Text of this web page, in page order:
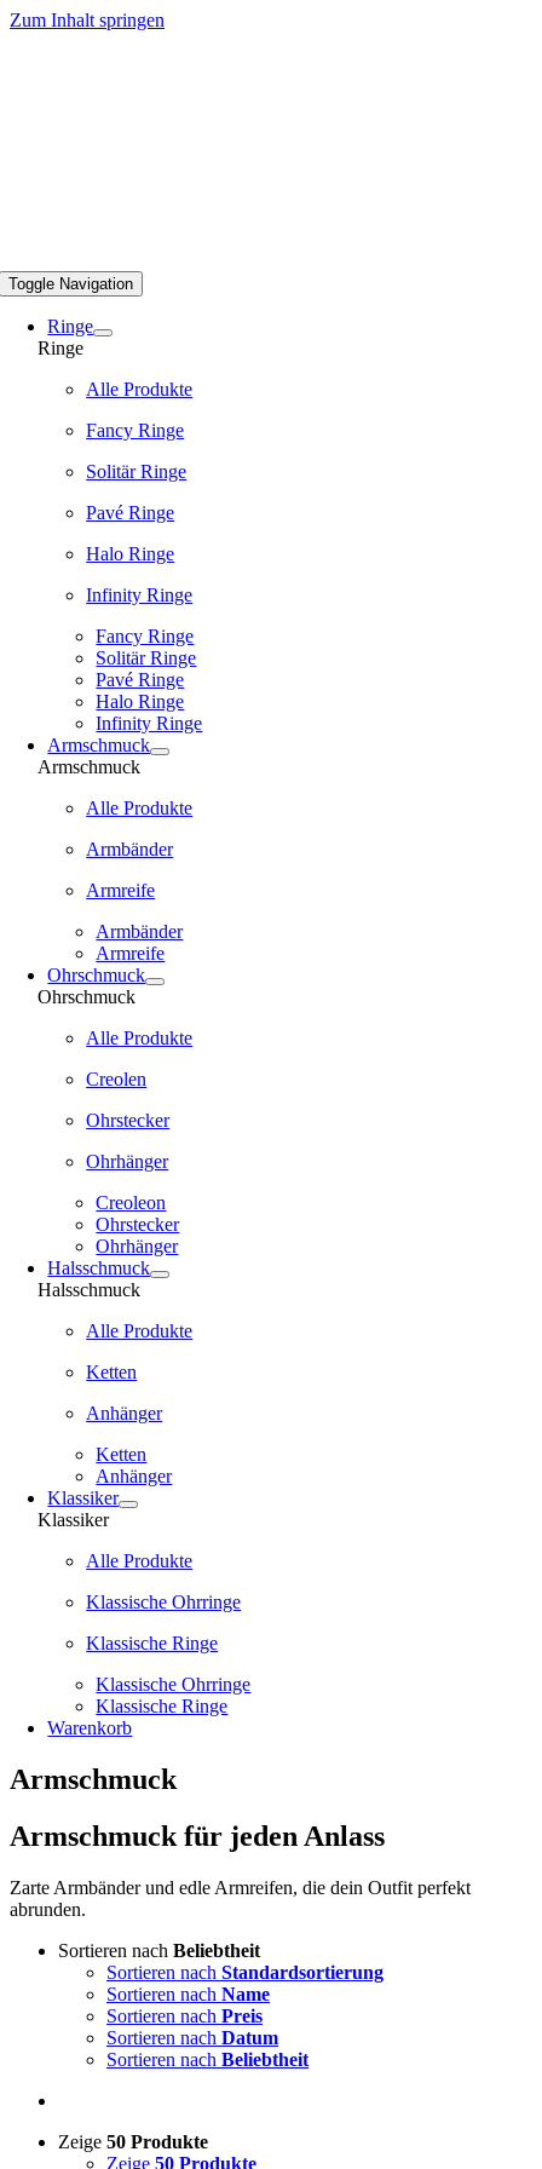
Zum Inhalt springen
Toggle Navigation
Ringe
Ringe
Alle Produkte
Fancy Ringe
Solitär Ringe
Pavé Ringe
Halo Ringe
Infinity Ringe
Fancy Ringe
Solitär Ringe
Pavé Ringe
Halo Ringe
Infinity Ringe
Armschmuck
Armschmuck
Alle Produkte
Armbänder
Armreife
Armbänder
Armreife
Ohrschmuck
Ohrschmuck
Alle Produkte
Creolen
Ohrstecker
Ohrhänger
Creoleon
Ohrstecker
Ohrhänger
Halsschmuck
Halsschmuck
Alle Produkte
Ketten
Anhänger
Ketten
Anhänger
Klassiker
Klassiker
Alle Produkte
Klassische Ohrringe
Klassische Ringe
Klassische Ohrringe
Klassische Ringe
Warenkorb
Armschmuck
Armschmuck für jeden Anlass
Zarte Armbänder und edle Armreifen, die dein Outfit perfekt
abrunden.
Sortieren nach Beliebtheit
Sortieren nach Standardsortierung
Sortieren nach Name
Sortieren nach Preis
Sortieren nach Datum
Sortieren nach Beliebtheit
Zeige 50 Produkte
Zeige 50 Produkte